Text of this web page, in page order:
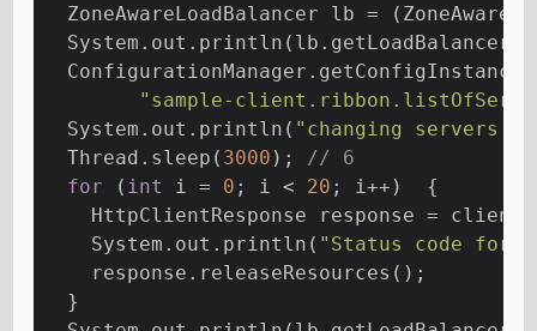
ZoneAwareLoadBalancer lb =
"sample-
  System.out.println(
"changing servers
  Thread.sleep(
3000 );
// 6
for ( int i = 0 ; i < 20 ; i++)  {
HttpClientResponse response =
    System.out.println(
"Status code for "
    response.releaseResources();
  }